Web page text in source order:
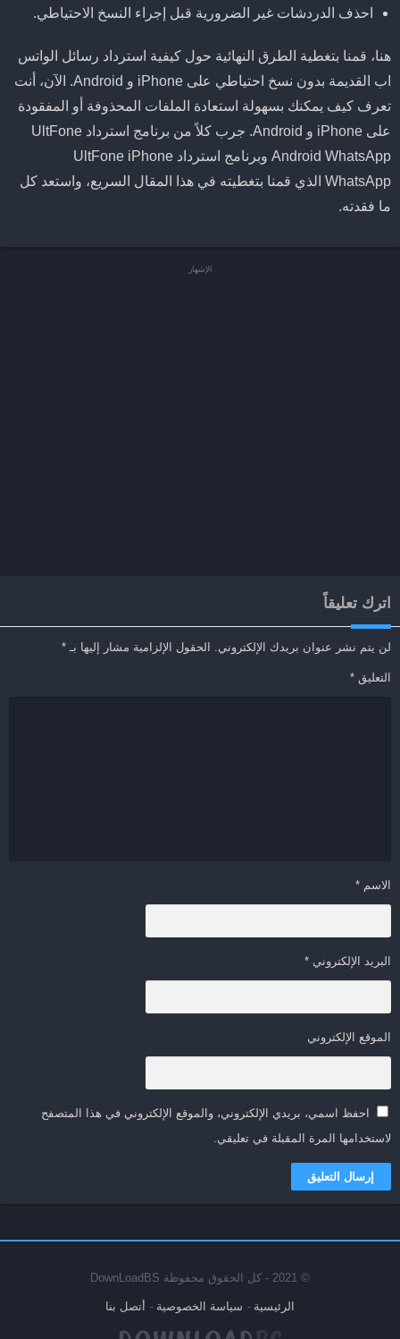
احذف الدردشات غير الضرورية قبل إجراء النسخ الاحتياطي.
هنا، قمنا بتغطية الطرق النهائية حول كيفية استرداد رسائل الواتس
اب القديمة بدون نسخ احتياطي على iPhone و Android. الآن، أنت
تعرف كيف يمكنك بسهولة استعادة الملفات المحذوفة أو المفقودة
على iPhone و Android. جرب كلاً من برنامج استرداد UltFone
Android WhatsApp وبرنامج استرداد UltFone iPhone
WhatsApp الذي قمنا بتغطيته في هذا المقال السريع، واستعد كل
ما فقدته.
الإشهار
اترك تعليقاً
لن يتم نشر عنوان بريدك الإلكتروني. الحقول الإلزامية مشار إليها بـ *
التعليق *
الاسم *
البريد الإلكتروني *
الموقع الإلكتروني
احفظ اسمي، بريدي الإلكتروني، والموقع الإلكتروني في هذا المتصفح
لاستخدامها المرة المقبلة في تعليقي.
© 2021 - كل الحقوق محفوظة DownLoadBS
الرئيسية سياسة الخصوصية أتصل بنا